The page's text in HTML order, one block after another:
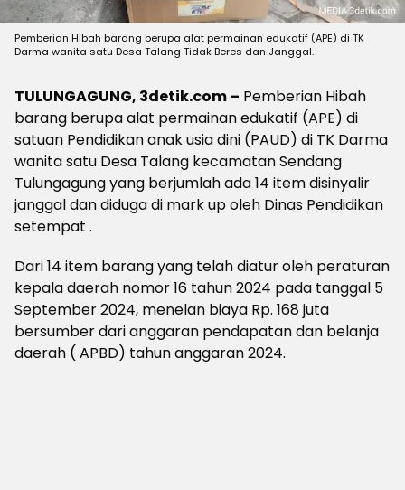
Pemberian Hibah barang berupa alat permainan edukatif (APE) di TK
Darma wanita satu Desa Talang Tidak Beres dan Janggal.
TULUNGAGUNG, 3detik.com – Pemberian Hibah
barang berupa alat permainan edukatif (APE) di
satuan Pendidikan anak usia dini (PAUD) di TK Darma
wanita satu Desa Talang kecamatan Sendang
Tulungagung yang berjumlah ada 14 item disinyalir
janggal dan diduga di mark up oleh Dinas Pendidikan
setempat .
Dari 14 item barang yang telah diatur oleh peraturan
kepala daerah nomor 16 tahun 2024 pada tanggal 5
September 2024, menelan biaya Rp. 168 juta
bersumber dari anggaran pendapatan dan belanja
daerah ( APBD) tahun anggaran 2024.